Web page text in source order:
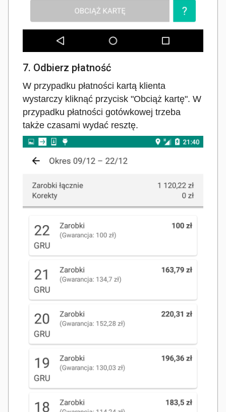
7. Odbierz płatność
W przypadku płatności kartą klienta
wystarczy kliknąć przycisk "Obciąż kartę". W
przypadku płatności gotówkowej trzeba
także czasami wydać resztę.